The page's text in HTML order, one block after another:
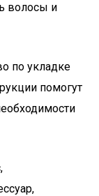
волосы и
по укладке
помогут